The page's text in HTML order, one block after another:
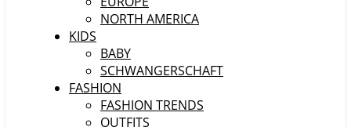
NORTH AMERICA
KIDS
BABY
SCHWANGERSCHAFT
FASHION
FASHION TRENDS
OUTFITS